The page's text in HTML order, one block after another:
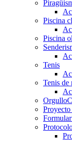
Piscina
Piscina
Tenis
Tenis de